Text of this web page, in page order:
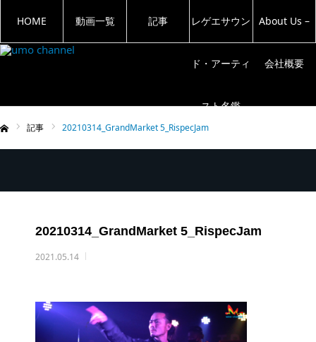
HOME 動画一覧 記事 レゲエサウン
ド・アーティ
スト名鑑
About Us –
会社概要
記事 20210314_GrandMarket 5_RispecJam
20210314_GrandMarket 5_RispecJam
2021.05.14